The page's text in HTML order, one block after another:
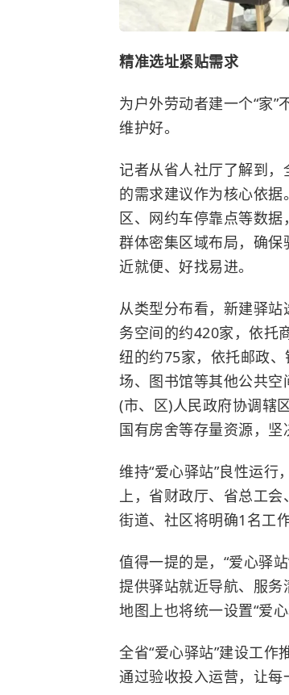
精准选址紧贴需求
为户外劳动者建一个“家”
维护好。
记者从省人社厅了解到，
的需求建议作为核心依
区、网约车停靠点等数
群体密集区域布局，确
近就便、好找易进。
从类型分布看，新建驿
务空间的约420家，依托
纽的约75家，依托邮政
场、图书馆等其他公共空
(市、区)人民政府协调辖
国有房舍等存量资源，坚
维持“爱心驿站”良性运
上，省财政厅、省总工会
街道、社区将明确1名工
值得一提的是，“爱心驿
提供驿站就近导航、服
地图上也将统一设置“爱
全省“爱心驿站”建设工作
通过验收投入运营，让每